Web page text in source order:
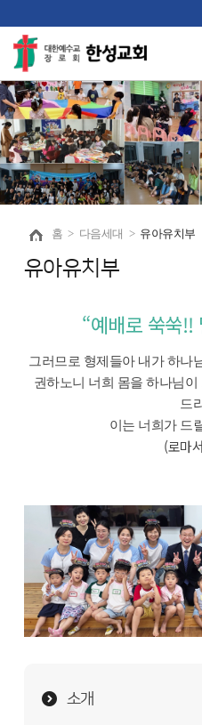
홈 > 다음세대 > 유아유치부
유아유치부
“예배로 쑥쑥!!
그러므로 형제들아 내가 하나
권하노니 너희 몸을 하나님
드
이는 너희가 드
(로마
소개